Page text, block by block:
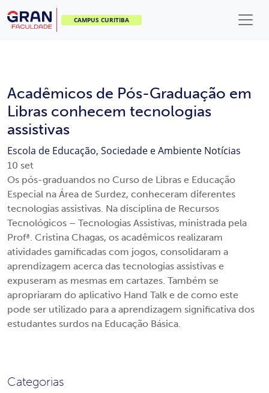
CAMPUS CURITIBA
Acadêmicos de Pós-Graduação em
Libras conhecem tecnologias
assistivas
Escola de Educação, Sociedade e Ambiente Notícias
10 set
Os pós-graduandos no Curso de Libras e Educação
Especial na Área de Surdez, conheceram diferentes
tecnologias assistivas. Na disciplina de Recursos
Tecnológicos – Tecnologias Assistivas, ministrada pela
Profª. Cristina Chagas, os acadêmicos realizaram
atividades gamificadas com jogos, consolidaram a
aprendizagem acerca das tecnologias assistivas e
expuseram as mesmas em cartazes. Também se
apropriaram do aplicativo Hand Talk e de como este
pode ser utilizado para a aprendizagem significativa dos
estudantes surdos na Educação Básica.
Categorias